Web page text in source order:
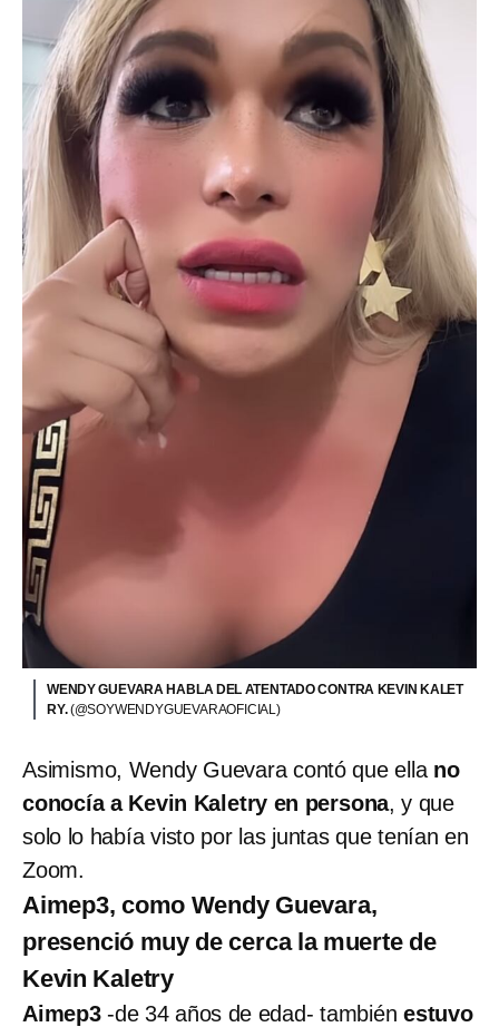
WENDY GUEVARA HABLA DEL ATENTADO CONTRA KEVIN KALET
RY.(@SOYWENDYGUEVARAOFICIAL)
Asimismo, Wendy Guevara contó que ella no
conocía a Kevin Kaletry en persona, y que
solo lo había visto por las juntas que tenían en
Zoom.
Aimep3, como Wendy Guevara,
presenció muy de cerca la muerte de
Kevin Kaletry
Aimep3-de 34 años de edad- tambiénestuvo